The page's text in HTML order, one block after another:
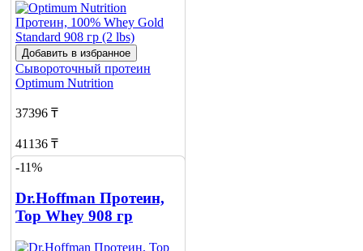
Добавить в избранное
Сывороточный протеин
Optimum Nutrition
37396 ₸
41136 ₸
Добавить в корзину
-11%
Dr.Hoffman Протеин,
Top Whey 908 гр